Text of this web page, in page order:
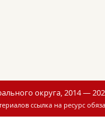
округа, 2014 —
ссылка на ресурс